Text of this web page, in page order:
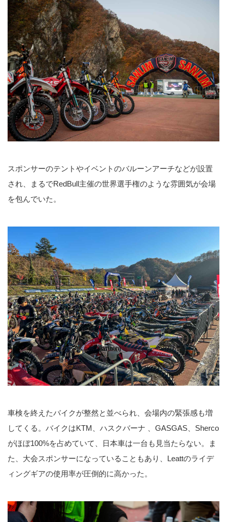
スポンサーのテントやイベントのバルーンアーチなどが設置
され、まるでRedBull主催の世界選手権のような雰囲気が会場
を包んでいた。
車検を終えたバイクが整然と並べられ、会場内の緊張感も増
してくる。バイクはKTM、ハスクバーナ 、GASGAS、Sherco
がほぼ100%を占めていて、日本車は一台も見当たらない。ま
た、大会スポンサーになっていることもあり、Leattのライデ
ィングギアの使用率が圧倒的に高かった。